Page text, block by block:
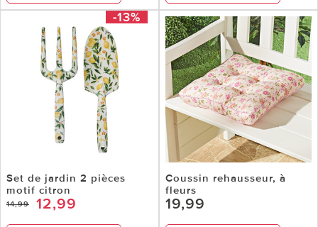
-13%
Set de jardin 2 pièces
motif citron
14,99 12,99
Coussin rehausseur, à
fleurs
19,99